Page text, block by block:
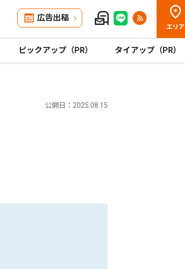
広告出稿
エリア
ピックアップ（PR） タイアップ（PR）
公開日：2025.08.15